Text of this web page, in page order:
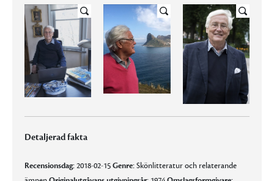
Detaljerad fakta
Recensionsdag:2018-02-15Genre:Skönlitteratur och relaterande